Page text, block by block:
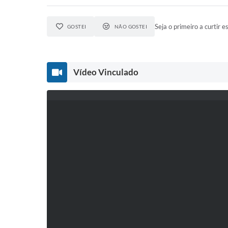
GOSTEI NÃO GOSTEI Seja o primeiro a curtir
Vídeo Vinculado